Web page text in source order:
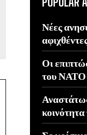
Νέες
Οι
του ΝΑΤΟ